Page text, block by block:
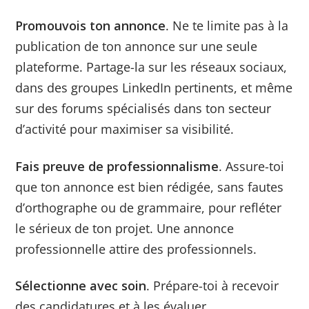
Promouvois ton annonce. Ne te limite pas à la
publication de ton annonce sur une seule
plateforme. Partage-la sur les réseaux sociaux,
dans des groupes LinkedIn pertinents, et même
sur des forums spécialisés dans ton secteur
d’activité pour maximiser sa visibilité.
Fais preuve de professionnalisme. Assure-toi
que ton annonce est bien rédigée, sans fautes
d’orthographe ou de grammaire, pour refléter
le sérieux de ton projet. Une annonce
professionnelle attire des professionnels.
Sélectionne avec soin. Prépare-toi à recevoir